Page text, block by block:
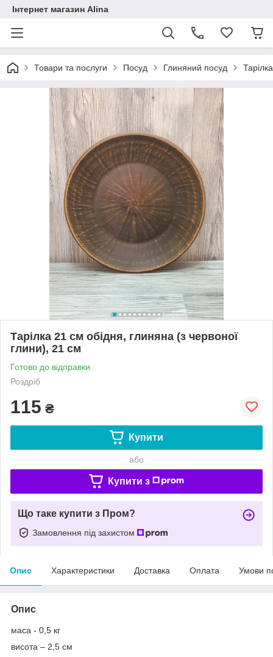
Інтернет магазин Alina
Товари та послуги Посуд Глиняний посуд
Тарілка 21 см обідня, глиняна (з червоної
глини), 21 см
Готово до відправки
Роздріб
115 ₴
Купити
або
Купити з
Що таке купити з Пром?
Замовлення під захистом
Опис Характеристики Доставка Оплата Умови
Опис
маса - 0,5 кг
висота – 2,5 см